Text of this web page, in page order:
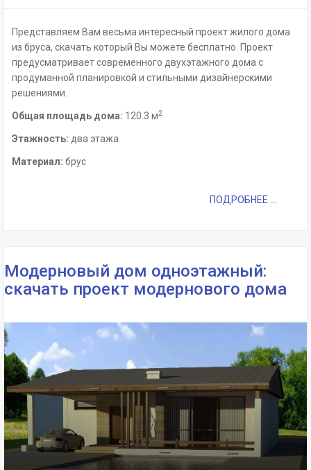
Представляем Вам весьма интересный проект жилого дома
из бруса, скачать который Вы можете бесплатно. Проект
предусматривает современного двухэтажного дома с
продуманной планировкой и стильными дизайнерскими
решениями.
Общая площадь дома: 120.3 м2
Этажность: два этажа
Материал: брус
ПОДРОБНЕЕ ...
Модерновый дом одноэтажный:
скачать проект модернового дома